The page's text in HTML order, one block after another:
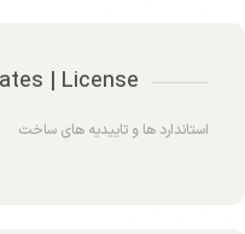
| License
استاندارد ها و تاییدیه های ساخت